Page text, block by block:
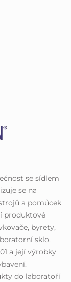
se sídlem
se na
a pomůcek
produktové
byrety,
sklo.
a její výrobky
do laboratoří